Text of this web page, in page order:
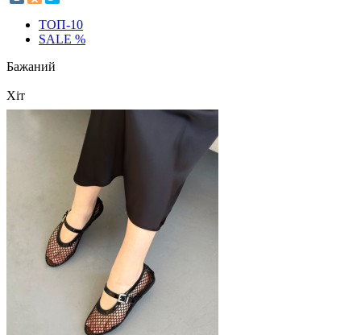
ТОП-10
SALE %
Бажаний
Хіт